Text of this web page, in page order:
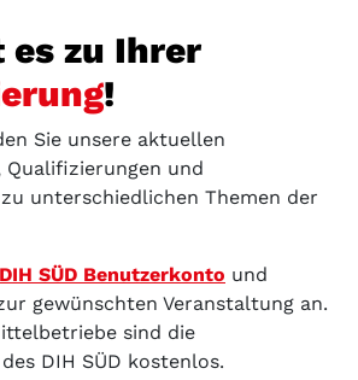
es zu Ihrer
!
Sie unsere aktuellen
Qualifizierungen und
unterschiedlichen Themen der
DIH SÜD Benutzerkonto und
gewünschten Veranstaltung an.
sind die
DIH SÜD kostenlos.